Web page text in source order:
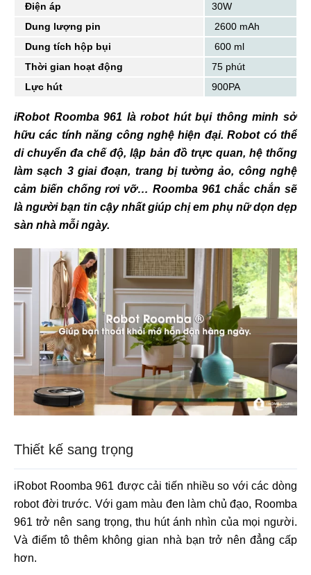
Điện áp
30W
Dung lượng pin
2600 mAh
Dung tích hộp bụi
600 ml
Thời gian hoạt động
75 phút
Lực hút
900PA
iRobot Roomba 961 là robot hút bụi thông minh sở
hữu các tính năng công nghệ hiện đại. Robot có thể
di chuyển đa chế độ, lập bản đồ trực quan, hệ thống
làm sạch 3 giai đoạn, trang bị tường ảo, công nghệ
cảm biến chống rơi vỡ… Roomba 961 chắc chắn sẽ
là người bạn tin cậy nhất giúp chị em phụ nữ dọn dẹp
sàn nhà mỗi ngày.
Thiết kế sang trọng
iRobot Roomba 961 được cải tiến nhiều so với các dòng
robot đời trước. Với gam màu đen làm chủ đạo, Roomba
961 trở nên sang trọng, thu hút ánh nhìn của mọi người.
Và điểm tô thêm không gian nhà bạn trở nên đẳng cấp
hơn.